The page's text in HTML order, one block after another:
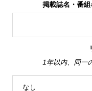
掲載誌名・番
1年以内、同一